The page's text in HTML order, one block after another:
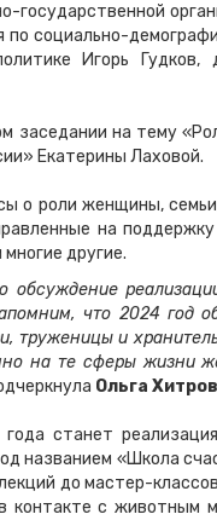
государственной
по социально-
Игорь
заседании на тему
Екатерины Лаховой.
о роли женщины,
на
другие.
что 2024 год
труженицы и
на те сферы жизни
Ольга
станет
названием «Школа
до мастер-
с животным